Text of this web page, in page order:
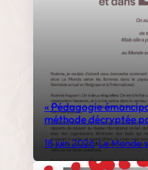
« Pédagogie
méthode décryptée
18 juin 2026•Le Monde